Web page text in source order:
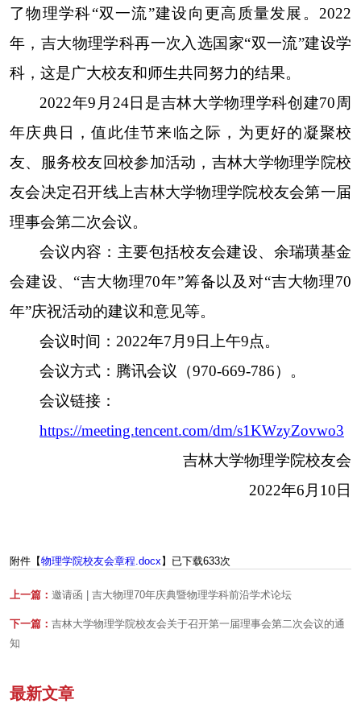
了物理学科“双一流”建设向更高质量发展。2022
年，吉大物理学科再一次入选国家“双一流”建设学
科，这是广大校友和师生共同努力的结果。
2022年9月24日是吉林大学物理学科创建70周
年庆典日，值此佳节来临之际，为更好的凝聚校
友、服务校友回校参加活动，吉林大学物理学院校
友会决定召开线上吉林大学物理学院校友会第一届
理事会第二次会议。
会议内容： 主要包括校友会建设、余瑞璜基金
会建设、 “吉大物理70年”筹备以及对“吉大物理70
年”庆祝活动的建议和意见等。
会议时间： 2022年7月9日上午9点。
会议方式： 腾讯会议（970-669-786）。
会议链接：
https://meeting.tencent.com/dm/s1KWzyZovwo3
吉林大学物理学院校友会
2022年6月10日
附件【物理学院校友会章程.docx】已下载633次
上一篇： 邀请函 | 吉大物理70年庆典暨物理学科前沿学术论坛
下一篇： 吉林大学物理学院校友会关于召开第一届理事会第二次会议的通
知
最新文章